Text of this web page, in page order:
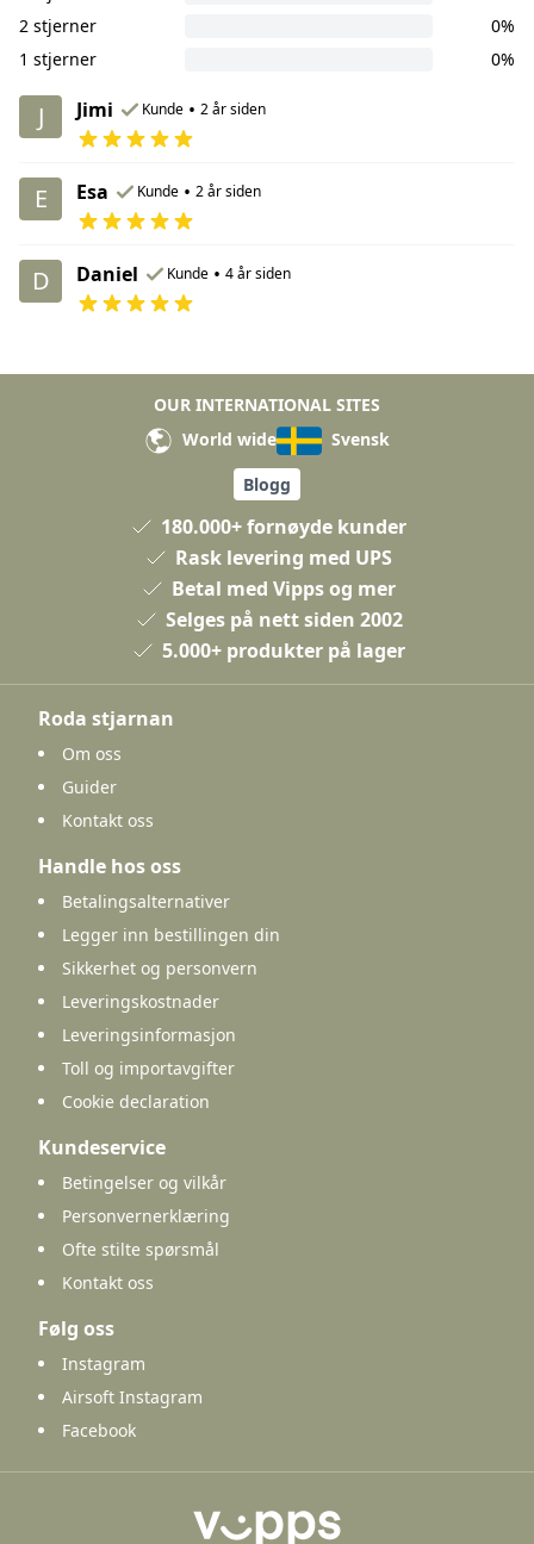
2 stjerner
0%
1 stjerner
0%
J Jimi Kunde • 2 år siden
E Esa Kunde • 2 år siden
D Daniel Kunde • 4 år siden
OUR INTERNATIONAL SITES
World wide
Svensk
Blogg
180.000+ fornøyde kunder
Rask levering med UPS
Betal med Vipps og mer
Selges på nett siden 2002
5.000+ produkter på lager
Roda stjarnan
Om oss
Guider
Kontakt oss
Handle hos oss
Betalingsalternativer
Legger inn bestillingen din
Sikkerhet og personvern
Leveringskostnader
Leveringsinformasjon
Toll og importavgifter
Cookie declaration
Kundeservice
Betingelser og vilkår
Personvernerklæring
Ofte stilte spørsmål
Kontakt oss
Følg oss
Instagram
Airsoft Instagram
Facebook